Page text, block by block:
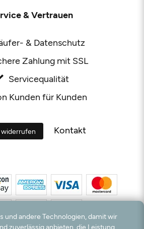
& Vertrauen
& Datenschutz
Zahlung mit SSL
Servicequalität
Kunden für Kunden
Kontakt
und andere Technologien, damit wir
zuverlässig anbieten, die Leistung